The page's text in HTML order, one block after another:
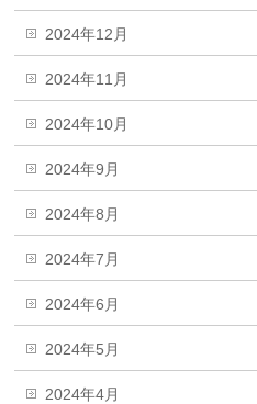
2024年12月
2024年11月
2024年10月
2024年9月
2024年8月
2024年7月
2024年6月
2024年5月
2024年4月